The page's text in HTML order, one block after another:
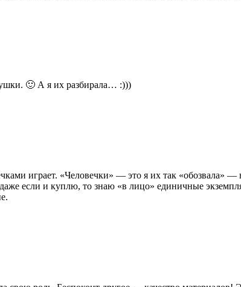
🙂 А я их разбирала… :)))
играет. «Человечки» — это я их так «обозвала»
если и куплю, то знаю «в лицо» единичные